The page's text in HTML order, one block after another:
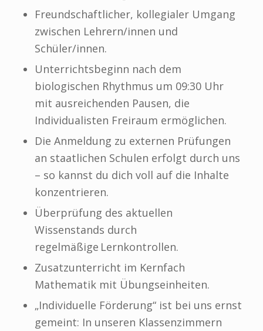
Freundschaftlicher, kollegialer Umgang
zwischen Lehrern/innen und
Schüler/innen.
Unterrichtsbeginn nach dem
biologischen Rhythmus um 09:30 Uhr
mit ausreichenden Pausen, die
Individualisten Freiraum ermöglichen.
Die Anmeldung zu externen Prüfungen
an staatlichen Schulen erfolgt durch uns
– so kannst du dich voll auf die Inhalte
konzentrieren.
Überprüfung des aktuellen
Wissenstands durch
regelmäßige Lernkontrollen.
Zusatzunterricht im Kernfach
Mathematik mit Übungseinheiten.
„Individuelle Förderung“ ist bei uns ernst
gemeint: In unseren Klassenzimmern